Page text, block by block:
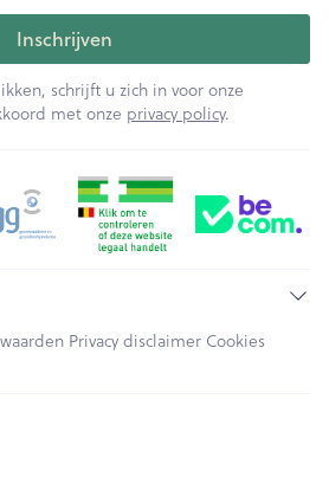
Inschrijven
schrijft u zich in voor onze
met onze privacy policy.
Privacy disclaimer Cookies